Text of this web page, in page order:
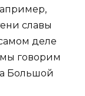
славы
деле
говорим
Большой